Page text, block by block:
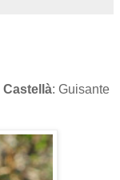
Castellà: Guisante